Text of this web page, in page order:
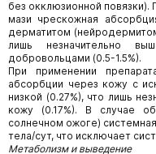
без окклюзионной
мази чрескожная
дерматитом
лишь незначительно
добровольцами (0.5-1.5%).
При применении
абсорбции через кожу с
низкой (0.27%), что лишь
кожу (0.17%). В случае
солнечном ожоге)
тела/сут, что исключает
Метаболизм и выведение